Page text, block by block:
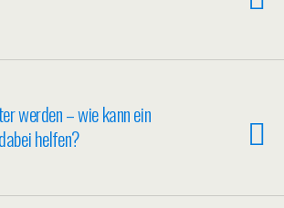
werden – wie kann ein
helfen?